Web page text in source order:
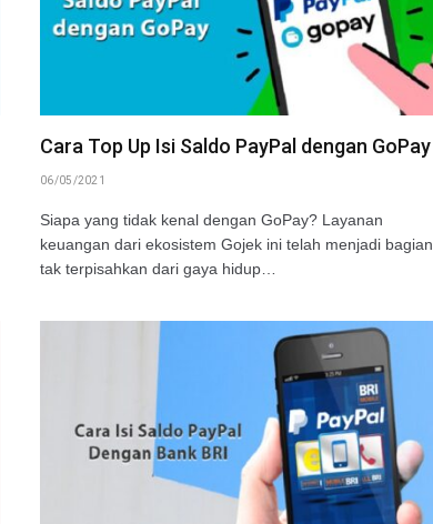
Cara Top Up Isi Saldo PayPal dengan GoPay
06/05/2021
Siapa yang tidak kenal dengan GoPay? Layanan
keuangan dari ekosistem Gojek ini telah menjadi bagian
tak terpisahkan dari gaya hidup…